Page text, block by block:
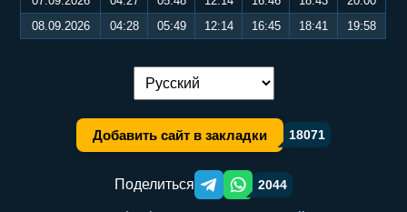
08.09.2026
04:28 05:49 12:14 16:45 18:41 19:58
Переключение языка:
Добавить сайт в закладки 18071
Поделиться Telegram orqali ulashish
WhatsApp orqali ulashish
2044